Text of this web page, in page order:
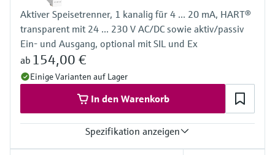
24 V DC
Aktiver Speisetrenner, 1 kanalig für 4 ... 20 mA, HART®
transparent mit 24 ... 230 V AC/DC sowie aktiv/passiv
Ein- und Ausgang, optional mit SIL und Ex
ab 154,00 €
Einige Varianten auf Lager
In den Warenkorb
Spezifikation anzeigen